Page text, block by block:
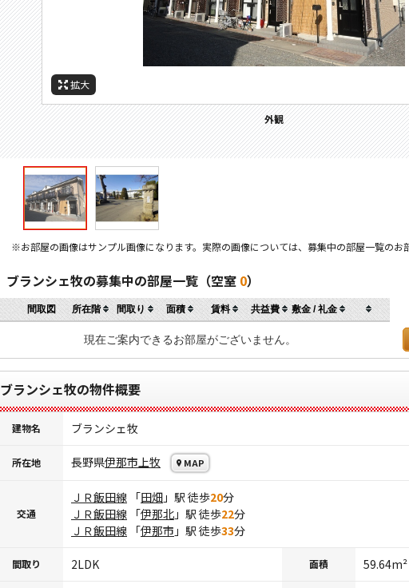
拡大
外観
拡大
周辺施設：高校・高専
※お部屋の画像はサンプル画像になります。実際の画像については、募集中の部屋一覧のお
ブランシェ牧の募集中の部屋一覧（空室 0）
間取図 所在階 間取り 面積 賃料 共益費 敷金 / 礼金
現在ご案内できるお部屋がございません。
ブランシェ牧の物件概要
建物名 ブランシェ牧
所在地 長野県伊那市上牧 MAP
交通
ＪＲ飯田線 「田畑 」駅 徒歩20分
ＪＲ飯田線 「伊那北 」駅 徒歩22分
ＪＲ飯田線 「伊那市 」駅 徒歩33分
間取り 2LDK 面積 59.64m²